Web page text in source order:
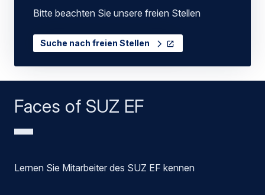
Bitte beachten Sie unsere freien Stellen
Suche nach freien Stellen
Faces of SUZ EF
Lernen Sie Mitarbeiter des SUZ EF kennen